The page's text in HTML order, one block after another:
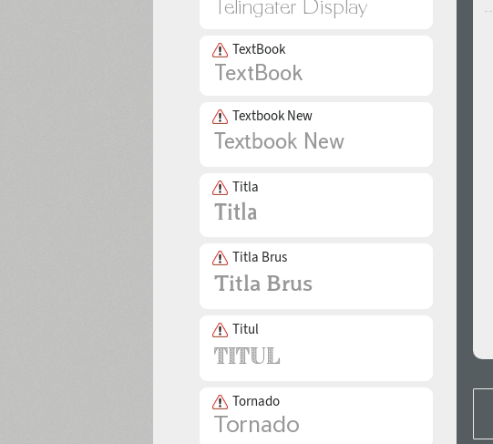
TextBook
Textbook New
Titla
Titla Brus
Titul
Tornado